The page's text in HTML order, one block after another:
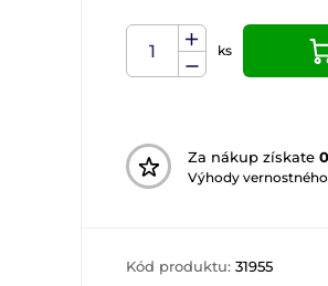
ks
Za nákup získate
Výhody
Kód produktu: 31955